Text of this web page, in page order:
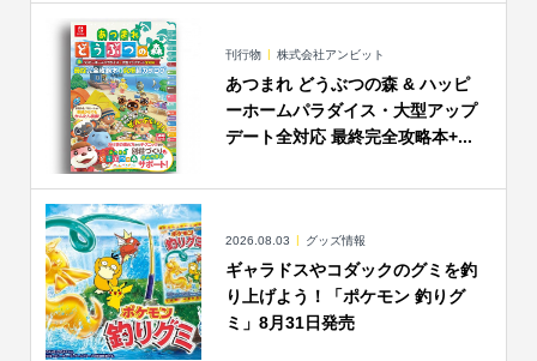
刊行物 株式会社アンビット
あつまれ どうぶつの森 & ハッピ
ーホームパラダイス・大型アップ
デート全対応 最終完全攻略本+...
2026.08.03 グッズ情報
ギャラドスやコダックのグミを釣
り上げよう！「ポケモン 釣りグ
ミ」8月31日発売